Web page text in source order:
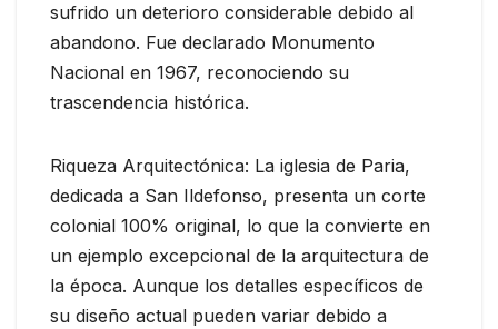
sufrido un deterioro considerable debido al
abandono. Fue declarado Monumento
Nacional en 1967, reconociendo su
trascendencia histórica.
Riqueza Arquitectónica: La iglesia de Paria,
dedicada a San Ildefonso, presenta un corte
colonial 100% original, lo que la convierte en
un ejemplo excepcional de la arquitectura de
la época. Aunque los detalles específicos de
su diseño actual pueden variar debido a